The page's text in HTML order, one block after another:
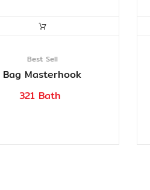
Best Sell
Bag Masterhook
321 Bath